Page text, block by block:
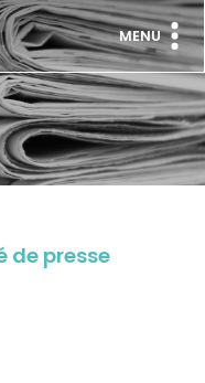
MENU
de presse